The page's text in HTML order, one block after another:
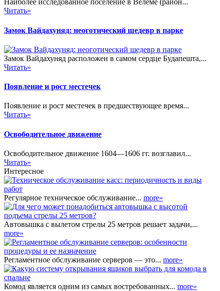
Наиболее исследованное поселение в Велеме (район...
Читать»
Замок Вайдахуняд: неоготический шедевр в парке
Замок Вайдахуняд расположен в самом сердце Будапешта,...
Читать»
Появление и рост местечек
Появление и рост местечек в предшествующее время...
Читать»
Освободительное движение
Освободительное движение 1604—1606 гг. возглавил...
Читать»
Интересное
Регулярное техническое обслуживание... more»
Автовышка с вылетом стрелы 25 метров решает задачи,...
more»
Регламентное обслуживание серверов — это... more»
Комод является одним из самых востребованных... more»